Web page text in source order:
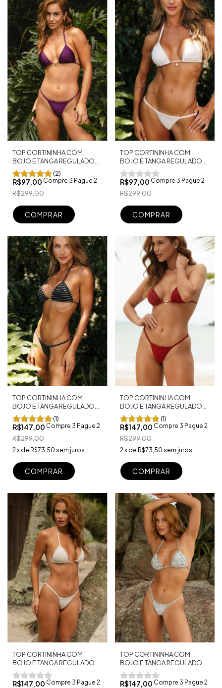
TOP CORTININHA COM
BOJO E TANGA REGULADOR
FIO DENTAL UVA SHINE
(2)
R$97,00 Compre 3 Pague 2
R$299,00
COMPRAR
TOP CORTININHA COM
BOJO E TANGA REGULADOR
FIO DENTAL SHINE OFF
R$97,00 Compre 3 Pague 2
R$299,00
COMPRAR
TOP CORTININHA COM
BOJO E TANGA REGULADOR
FIO DENTAL CAPRI PRETO
(1)
R$147,00 Compre 3 Pague 2
R$299,00
2x de R$73,50 sem juros
COMPRAR
TOP CORTININHA COM
BOJO E TANGA REGULADOR
FIO DENTAL CHERRY
(1)
R$147,00 Compre 3 Pague 2
R$299,00
2x de R$73,50 sem juros
COMPRAR
TOP CORTININHA COM
BOJO E TANGA REGULADOR
FIO DENTAL FIJI BEGE
R$147,00 Compre 3 Pague 2
TOP CORTININHA COM
BOJO E TANGA REGULADOR
FIO DENTAL FIJI PRETO
R$147,00 Compre 3 Pague 2